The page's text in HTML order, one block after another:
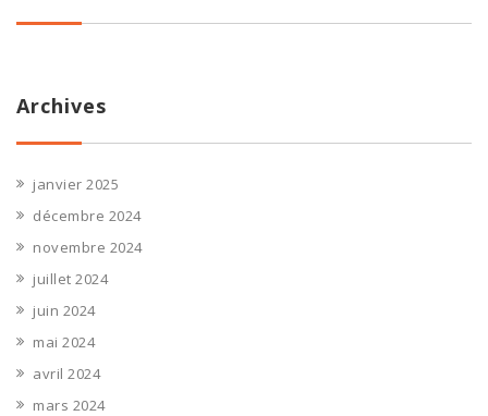
Archives
janvier 2025
décembre 2024
novembre 2024
juillet 2024
juin 2024
mai 2024
avril 2024
mars 2024